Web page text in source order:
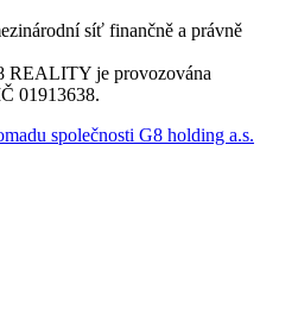
síť finančně a právně
REALITY je provozována
01913638.
společnosti G8 holding a.s.